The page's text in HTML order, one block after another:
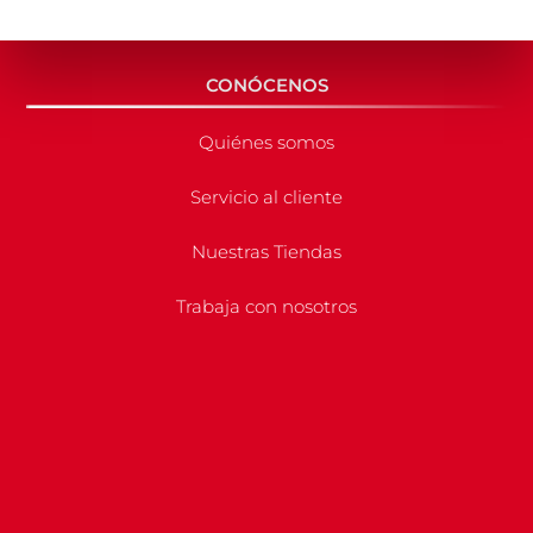
CONÓCENOS
Quiénes somos
Servicio al cliente
Nuestras Tiendas
Trabaja con nosotros